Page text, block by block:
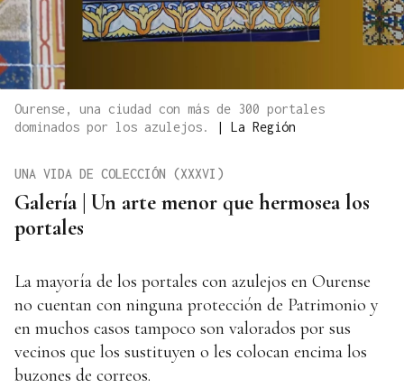
Ourense, una ciudad con más de 300 portales
dominados por los azulejos.
| La Región
Galería | Un arte menor que hermosea los
portales
UNA VIDA DE COLECCIÓN (XXXVI)
La mayoría de los portales con azulejos en Ourense
no cuentan con ninguna protección de Patrimonio y
en muchos casos tampoco son valorados por sus
vecinos que los sustituyen o les colocan encima los
buzones de correos.